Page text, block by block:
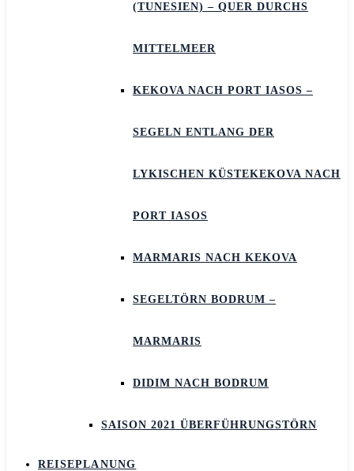
(TUNESIEN) – QUER DURCHS
MITTELMEER
KEKOVA NACH PORT IASOS –
SEGELN ENTLANG DER
LYKISCHEN KÜSTEKEKOVA NACH
PORT IASOS
MARMARIS NACH KEKOVA
SEGELTÖRN BODRUM –
MARMARIS
DIDIM NACH BODRUM
SAISON 2021 ÜBERFÜHRUNGSTÖRN
REISEPLANUNG